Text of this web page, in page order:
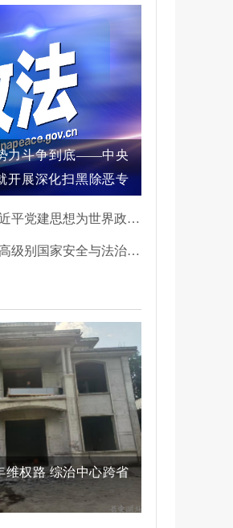
力斗争到底——中央
开展深化扫黑除恶专
多国专家盛赞习近平党建思想为世界政党建设提供重要启迪
中加举行第三次高级别国家安全与法治对话
维权路 综治中心跨省